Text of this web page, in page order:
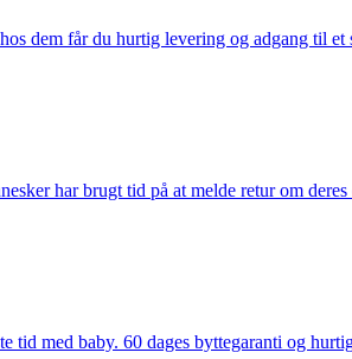
dem får du hurtig levering og adgang til
har brugt tid på at melde retur om
med baby. 60 dages byttegaranti og